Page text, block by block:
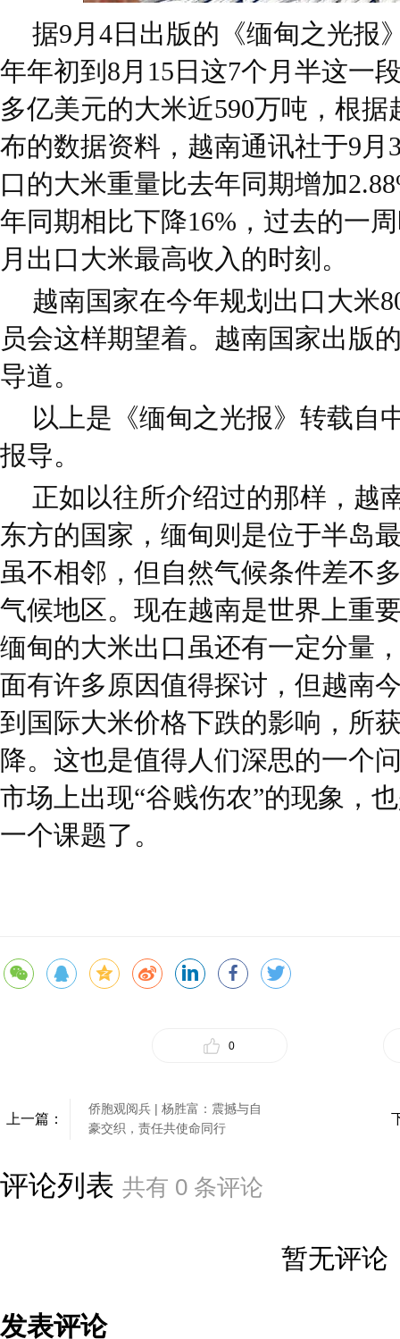
据9月4日出版的《缅甸之光报
年年初到8月15日这7个月半这一
多亿美元的大米近590万吨，根
布的数据资料，越南通讯社于9
口的大米重量比去年同期增加
年同期相比下降16%，过去的一
月出口大米最高收入的时刻。
越南国家在今年规划出口大米
员会这样期望着。越南国家出版
导道。
以上是《缅甸之光报》转载自
报导。
正如以往所介绍过的那样，越
东方的国家，缅甸则是位于半岛
虽不相邻，但自然气候条件差不
气候地区。现在越南是世界上重
缅甸的大米出口虽还有一定分量
面有许多原因值得探讨，但越南
到国际大米价格下跌的影响，所
降。这也是值得人们深思的一个
市场上出现“谷贱伤农”的现象，
一个课题了。
0
上一篇：
侨胞观阅兵 | 杨胜富：震撼与自
豪交织，责任共使命同行
评论列表 共有 0 条评论
暂无评论
发表评论